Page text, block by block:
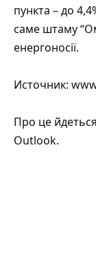
пункта – до
саме штаму
енергоносії.
Источник:
Про це
Outlook.